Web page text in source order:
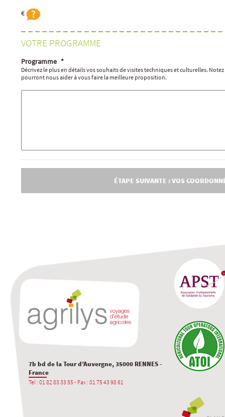
€
VOTRE PROGRAMME
Programme *
Décrivez le plus en détails vos souhaits de visites techniques et culturelles.
pourront nous aider à vous faire la meilleure proposition.
7b bd de la Tour d’Auvergne, 35000 RENNES -
France
Tel : 01 82 83 33 55 - Fax : 01 75 43 98 61